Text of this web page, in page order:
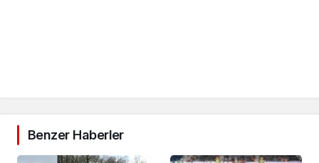
Benzer Haberler